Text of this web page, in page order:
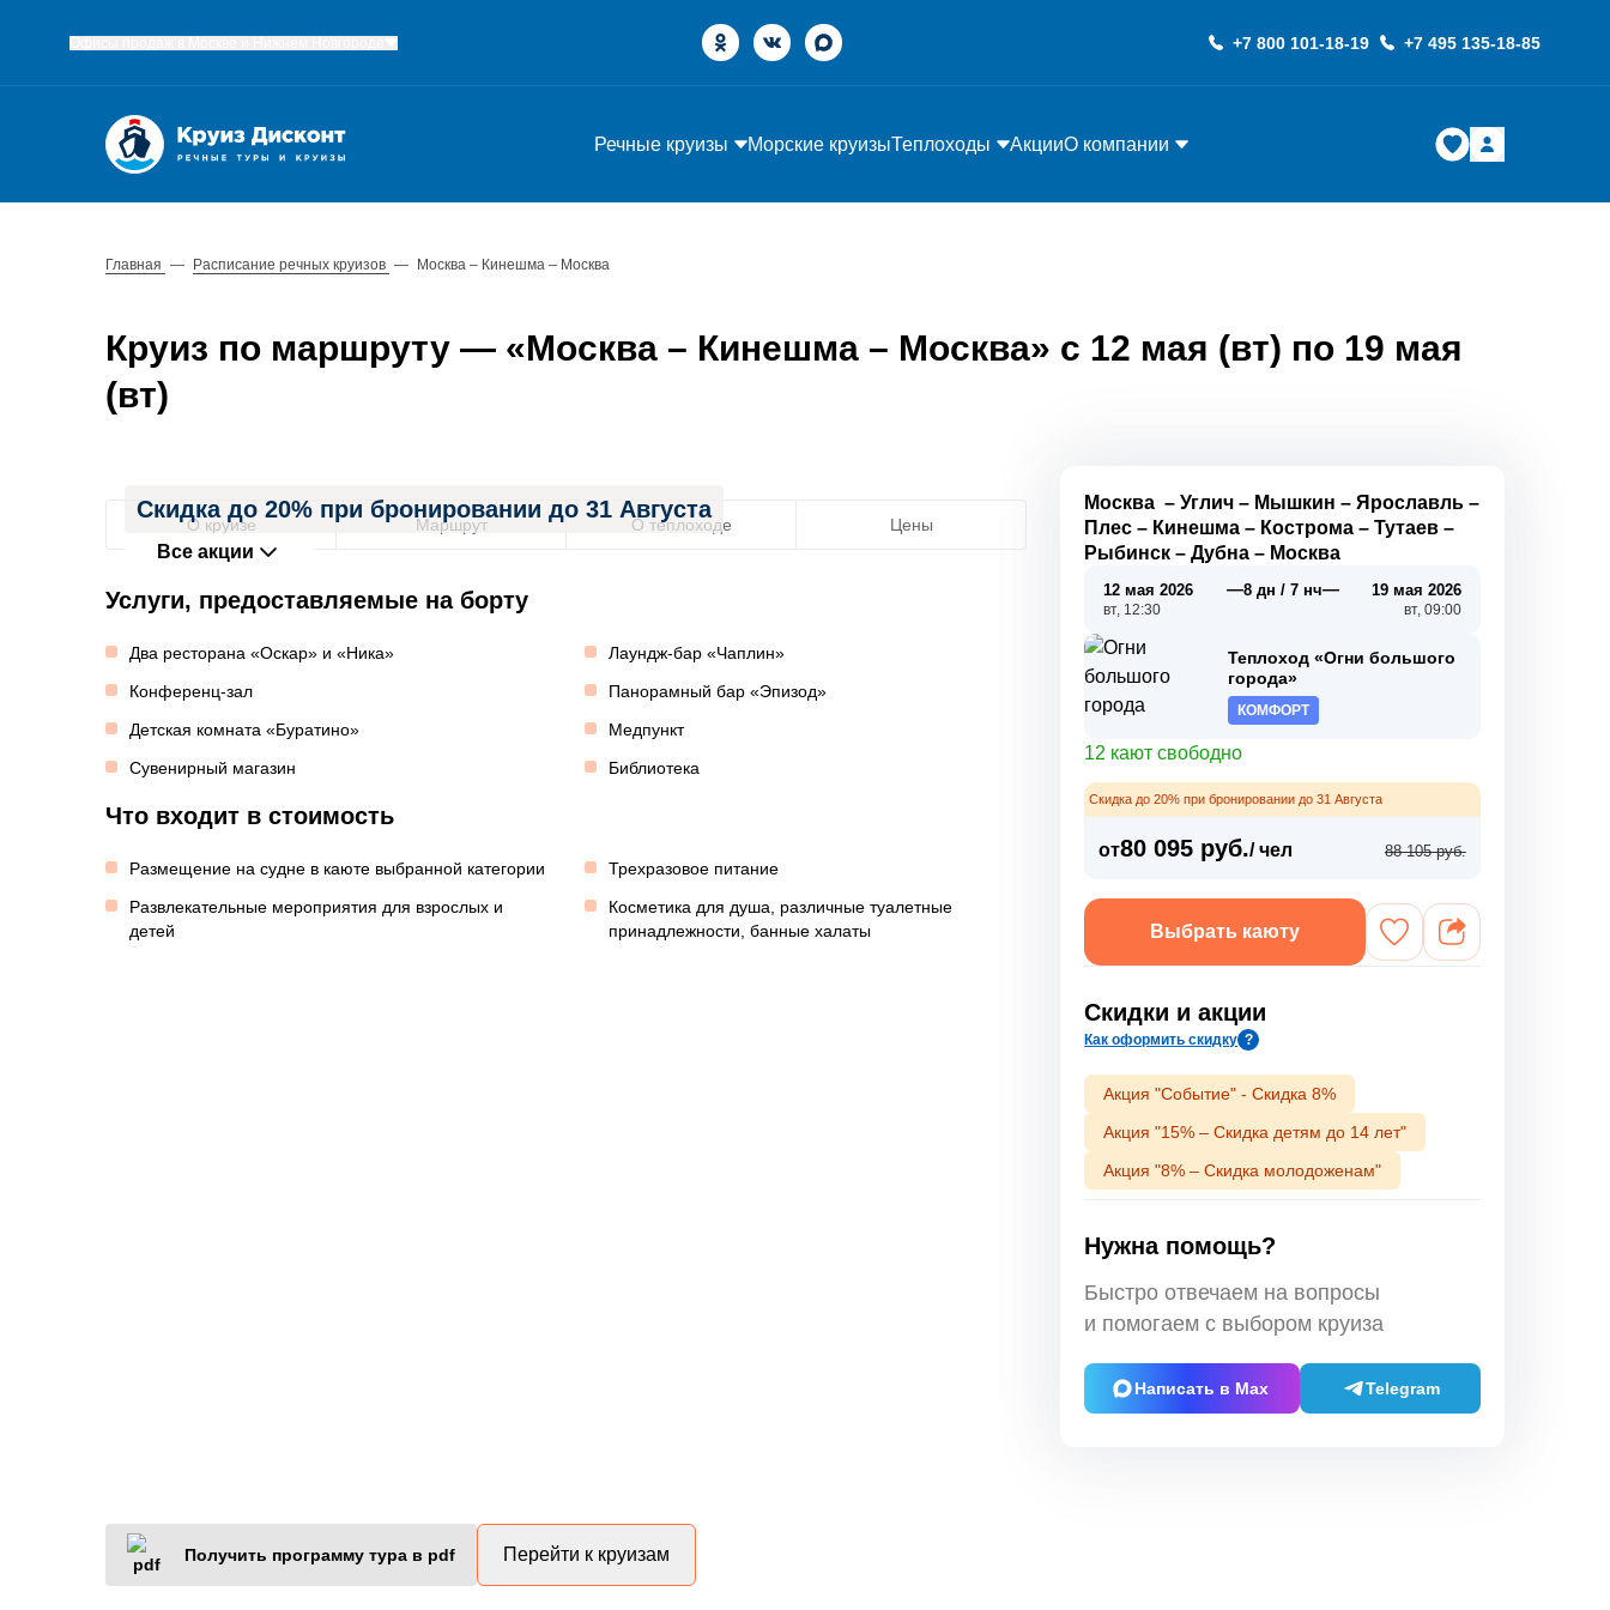
+7 800 101-18-19 +7 495 135-18-85
Речные круизы Морские круизыТеплоходы АкцииО компании
Главная — Расписание речных круизов — Москва – Кинешма – Москва
Круиз по маршруту — «Москва – Кинешма – Москва» с 12 мая (вт) по 19 мая
(вт)
Скидка до 20% при бронировании до 31 Августа
Все акции
О круизе Маршрут О теплоходе Цены
Услуги, предоставляемые на борту
Два ресторана «Оскар» и «Ника»
Лаундж-бар «Чаплин»
Конференц-зал
Панорамный бар «Эпизод»
Детская комната «Буратино»
Медпункт
Сувенирный магазин
Библиотека
Что входит в стоимость
Размещение на судне в каюте выбранной категории
Трехразовое питание
Развлекательные мероприятия для взрослых и
детей
Косметика для душа, различные туалетные
принадлежности, банные халаты
Москва –Углич – Мышкин –Ярославль –
Плес – Кинешма – Кострома –Тутаев –
Рыбинск –Дубна – Москва
12 мая 2026
вт, 12:30
—8 дн / 7 нч— 19 мая 2026
вт, 09:00
Теплоход «Огни большого
города»
КОМФОРТ
12 кают свободно
Скидка до 20% при бронировании до 31 Августа
от80 095 руб./ чел 88 105 руб.
Выбрать каюту
Скидки и акции
Как оформить скидку ?
Акция "Событие" - Скидка 8%
Акция "15% – Скидка детям до 14 лет"
Акция "8% – Скидка молодоженам"
Нужна помощь?
Быстро отвечаем на вопросы
и помогаем с выбором круиза
Написать в Max Telegram
Получить программу тура в pdf Перейти к круизам